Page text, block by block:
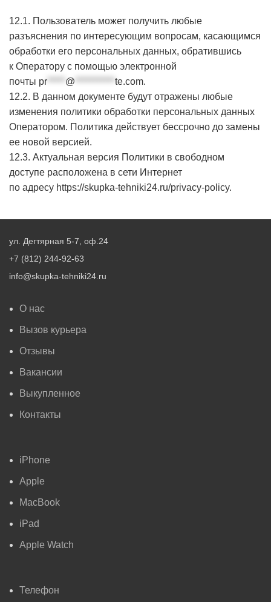
12.1. Пользователь может получить любые
разъяснения по интересующим вопросам, касающимся
обработки его персональных данных, обратившись
к Оператору с помощью электронной
почты pr***** @ *********** te.com.
12.2. В данном документе будут отражены любые
изменения политики обработки персональных данных
Оператором. Политика действует бессрочно до замены
ее новой версией.
12.3. Актуальная версия Политики в свободном
доступе расположена в сети Интернет
по адресу https://skupka-tehniki24.ru/privacy-policy.
ул. Дегтярная 5-7, оф.24
+7 (812) 244-92-63
info@skupka-tehniki24.ru
О нас
Вызов курьера
Отзывы
Вакансии
Выкупленное
Контакты
iPhone
Apple
MacBook
iPad
Apple Watch
Телефон